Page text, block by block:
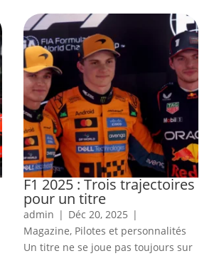
F1 2025 : Trois trajectoires
pour un titre
admin | Déc 20, 2025 |
Magazine, Pilotes et personnalités
Un titre ne se joue pas toujours sur